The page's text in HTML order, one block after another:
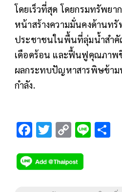
โดยเร็วที่สุด โดยกรมทรัพย
หน้าสร้างความมั่นคงด้านทรั
ประชาชนในพื้นที่ลุ่มน้ำสำคั
เดือดร้อน และฟื้นฟูคุณภาพ
ผลกระทบปัญหาสารพิษข้าม
กำลัง.
F
e
b
T
tt
er
C
p
y
Li